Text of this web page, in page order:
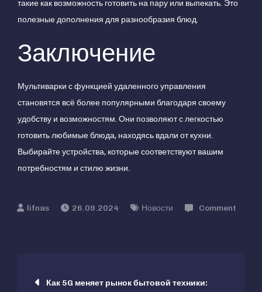
такие как возможность готовить на пару или выпекать. Это
полезные дополнения для разнообразия блюд.
Заключение
Мультиварки с функцией удаленного управления
становятся всё более популярными благодаря своему
удобству и возможностям. Они позволяют с легкостью
готовить любимые блюда, находясь вдали от кухни.
Выбирайте устройства, которые соответствуют вашим
потребностям и стилю жизни.
26.09.2024 Новости
Comment
Навигация
Как 5G меняет рынок бытовой техники: